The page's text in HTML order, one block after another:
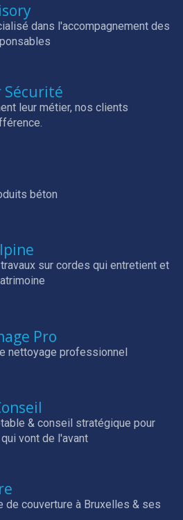
dans l'accompagnement des
Sécurité
leur métier, nos clients
béton
sur cordes qui entretient et
Pro
nettoyage professionnel
& conseil stratégique pour
vont de l'avant
de couverture à Bruxelles & ses